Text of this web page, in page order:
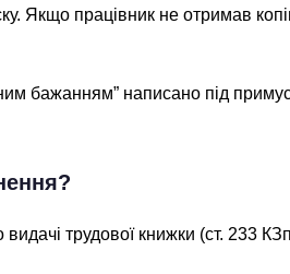
Якщо працівник не отримав
бажанням” написано під
видачі трудової книжки (ст. 233